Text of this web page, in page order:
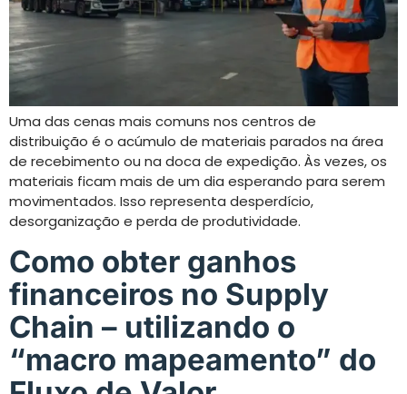
Uma das cenas mais comuns nos centros de
distribuição é o acúmulo de materiais parados na área
de recebimento ou na doca de expedição. Às vezes, os
materiais ficam mais de um dia esperando para serem
movimentados. Isso representa desperdício,
desorganização e perda de produtividade.
Como obter ganhos
financeiros no Supply
Chain – utilizando o
“macro mapeamento” do